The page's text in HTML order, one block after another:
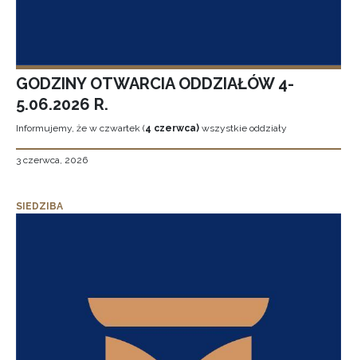
GODZINY OTWARCIA ODDZIAŁÓW 4-
5.06.2026 R.
Informujemy, że w czwartek (4 czerwca) wszystkie oddziały
3 czerwca, 2026
SIEDZIBA